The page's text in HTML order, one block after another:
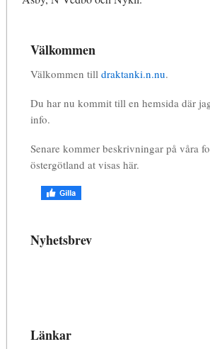
Välkommen
Välkommen till draktanki.n.nu.
Du har nu kommit till en hemsida där
info.
Senare kommer beskrivningar på våra
östergötland at visas här.
Nyhetsbrev
Länkar